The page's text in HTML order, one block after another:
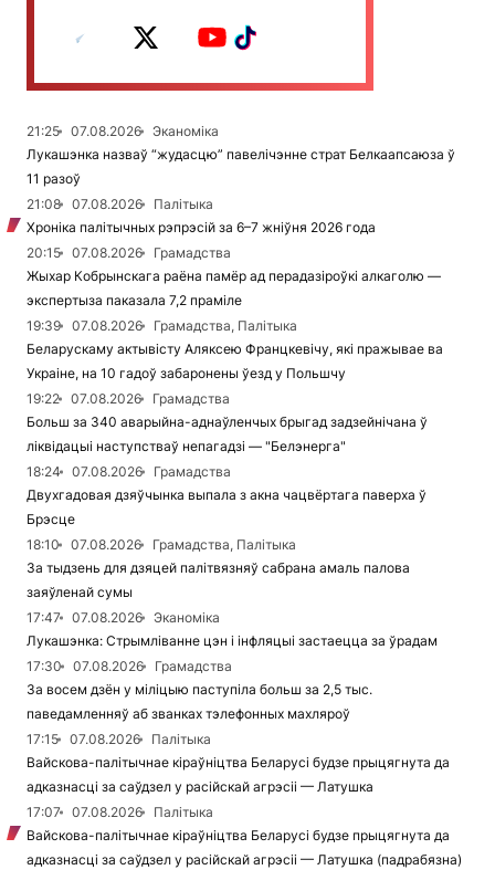
21:25 07.08.2026
Эканоміка
Лукашэнка назваў “жудасцю” павелічэнне страт Белкаапсаюза ў
11 разоў
21:08
07.08.2026
Палітыка
Хроніка палітычных рэпрэсій за 6–7 жніўня 2026 года
20:15
07.08.2026
Грамадства
Жыхар Кобрынскага раёна памёр ад перадазіроўкі алкаголю —
экспертыза паказала 7,2 праміле
19:39
07.08.2026
Грамадства, Палітыка
Беларускаму актывісту Аляксею Францкевічу, які пражывае ва
Украіне, на 10 гадоў забаронены ўезд у Польшчу
19:22
07.08.2026
Грамадства
Больш за 340 аварыйна-аднаўленчых брыгад задзейнічана ў
ліквідацыі наступстваў непагадзі — "Белэнерга"
18:24
07.08.2026
Грамадства
Двухгадовая дзяўчынка выпала з акна чацвёртага паверха ў
Брэсце
18:10
07.08.2026
Грамадства, Палітыка
За тыдзень для дзяцей палітвязняў сабрана амаль палова
заяўленай сумы
17:47
07.08.2026
Эканоміка
Лукашэнка: Стрымліванне цэн і інфляцыі застаецца за ўрадам
17:30
07.08.2026
Грамадства
За восем дзён у міліцыю паступіла больш за 2,5 тыс.
паведамленняў аб званках тэлефонных махляроў
17:15
07.08.2026
Палітыка
Вайскова-палітычнае кіраўніцтва Беларусі будзе прыцягнута да
адказнасці за саўдзел у расійскай агрэсіі — Латушка
17:07
07.08.2026
Палітыка
Вайскова-палітычнае кіраўніцтва Беларусі будзе прыцягнута да
адказнасці за саўдзел у расійскай агрэсіі — Латушка (падрабязна)